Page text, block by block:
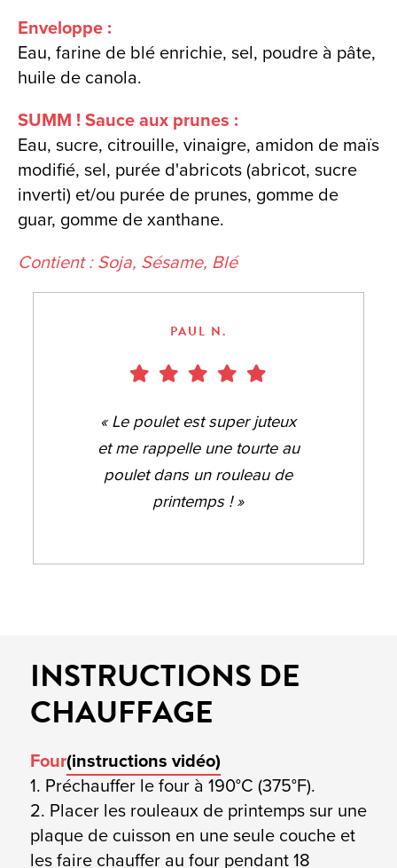
Enveloppe :
Eau, farine de blé enrichie, sel, poudre à pâte,
huile de canola.
SUMM ! Sauce aux prunes :
Eau, sucre, citrouille, vinaigre, amidon de maïs
modifié, sel, purée d'abricots (abricot, sucre
inverti) et/ou purée de prunes, gomme de
guar, gomme de xanthane.
Contient : Soja, Sésame, Blé
PAUL N.
« Le poulet est super juteux
et me rappelle une tourte au
poulet dans un rouleau de
printemps ! »
INSTRUCTIONS DE
CHAUFFAGE
Four(instructions vidéo)
1. Préchauffer le four à 190°C (375°F).
2. Placer les rouleaux de printemps sur une
plaque de cuisson en une seule couche et
les faire chauffer au four pendant 18